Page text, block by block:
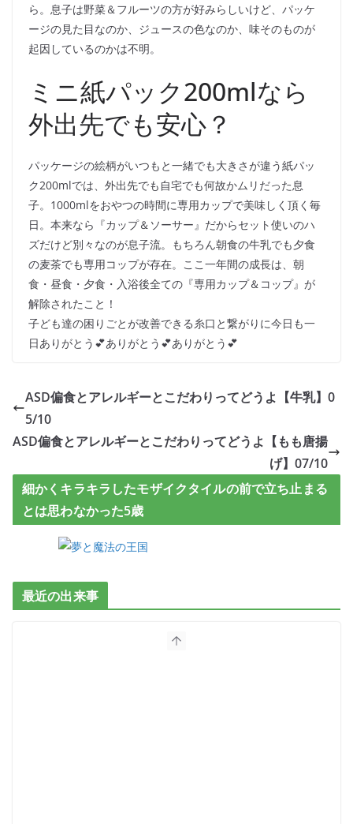
ら。息子は野菜＆フルーツの方が好みらしいけど、パッケ
ージの見た目なのか、ジュースの色なのか、味そのものが
起因しているのかは不明。
ミニ紙パック200mlなら
外出先でも安心？
パッケージの絵柄がいつもと一緒でも大きさが違う紙パッ
ク200mlでは、外出先でも自宅でも何故かムリだった息
子。1000mlをおやつの時間に専用カップで美味しく頂く毎
日。本来なら『カップ＆ソーサー』だからセット使いのハ
ズだけど別々なのが息子流。もちろん朝食の牛乳でも夕食
の麦茶でも専用コップが存在。ここ一年間の成長は、朝
食・昼食・夕食・入浴後全ての『専用カップ＆コップ』が
解除されたこと！
子ども達の困りごとが改善できる糸口と繋がりに今日も一
日ありがとう💕ありがとう💕ありがとう💕
ASD偏食とアレルギーとこだわりってどうよ【牛乳】0
5/10
ASD偏食とアレルギーとこだわりってどうよ【もも唐揚
げ】07/10
細かくキラキラしたモザイクタイルの前で立ち止まる
とは思わなかった5歳
最近の出来事